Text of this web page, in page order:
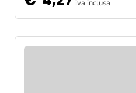
iva inclusa